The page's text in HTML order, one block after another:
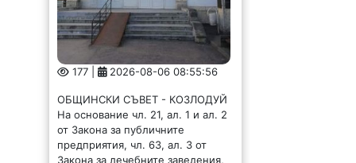
177 | 2026-08-06 08:55:56
ОБЩИНСКИ СЪВЕТ - КОЗЛОДУЙ
На основание чл. 21, ал. 1 и ал. 2
от Закона за публичните
Закона за лечебните заведения,
чл. 44 от Наредба...